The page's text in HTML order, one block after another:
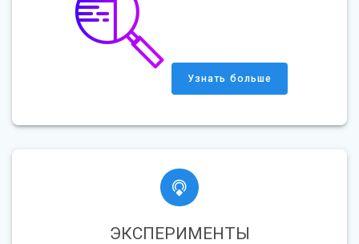
Узнать больше
ЭКСПЕРИМЕНТЫ